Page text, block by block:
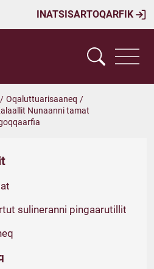
INATSISARTOQARFIK
/ Oqaluttuarisaaneq /
Nunaanni tamat
sulineranni pingaarutillit